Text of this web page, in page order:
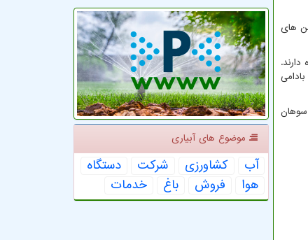
های
موضوع های آبیاری
آب كشاورزی شركت
دستگاه
هوا
فروش باغ خدمات